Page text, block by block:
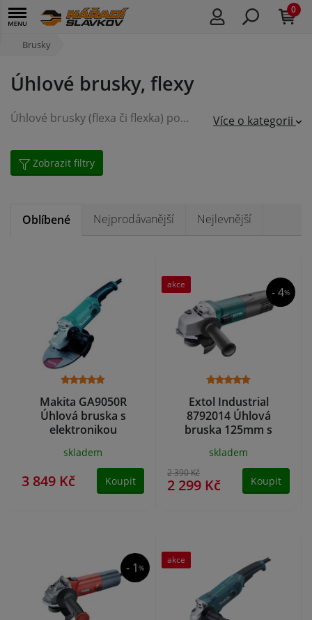
0
Brusky
Úhlové brusky, flexy
Úhlové brusky (flexa či flexka) poháněné elektromotorem se vyznačují silným výkonem, potřebným pro nejrůznější obrábění nebo dělění materiálů. Dobře zvolený řezný, nebo brusný kotouč umožňuje opracovávat kovy, beton, stavební materiály, keramiku i dřevo a plasty. Vyberete si flexu pro hobby, nebo profesní používání. Více o kategorii
Zobrazit filtry
Oblíbené Nejprodávanější Nejlevnější
Makita GA9050R
Úhlová bruska s
elektronikou
skladem
3 849 Kč Koupit
Extol Industrial
8792014 Úhlová
bruska 125mm s
akce
- 4%
skladem
2 390 Kč
2 299 Kč Koupit
- 1 %
akce